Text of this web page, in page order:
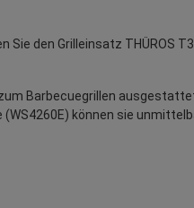
Sie den Grilleinsatz THÜROS
zum Barbecuegrillen
können sie